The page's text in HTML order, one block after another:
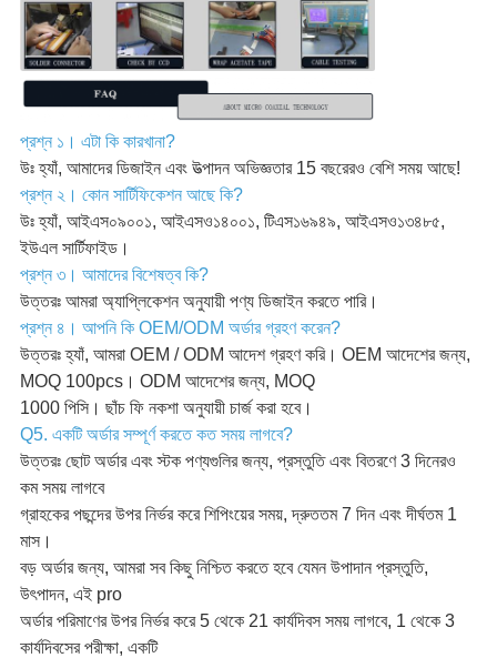
প্রশ্ন ১। এটা কি কারখানা?
উঃ হ্যাঁ, আমাদের ডিজাইন এবং উত্পাদন অভিজ্ঞতার 15 বছরেরও বেশি সময় আছে!
প্রশ্ন ২। কোন সার্টিফিকেশন আছে কি?
উঃ হ্যাঁ, আইএস০৯০০১, আইএসও১৪০০১, টিএস১৬৯৪৯, আইএসও১৩৪৮৫,
ইউএল সার্টিফাইড।
প্রশ্ন ৩। আমাদের বিশেষত্ব কি?
উত্তরঃ আমরা অ্যাপ্লিকেশন অনুযায়ী পণ্য ডিজাইন করতে পারি।
প্রশ্ন ৪। আপনি কি OEM/ODM অর্ডার গ্রহণ করেন?
উত্তরঃ হ্যাঁ, আমরা OEM / ODM আদেশ গ্রহণ করি। OEM আদেশের জন্য,
MOQ 100pcs। ODM আদেশের জন্য, MOQ
1000 পিসি। ছাঁচ ফি নকশা অনুযায়ী চার্জ করা হবে।
Q5. একটি অর্ডার সম্পূর্ণ করতে কত সময় লাগবে?
উত্তরঃ ছোট অর্ডার এবং স্টক পণ্যগুলির জন্য, প্রস্তুতি এবং বিতরণে 3 দিনেরও
কম সময় লাগবে
গ্রাহকের পছন্দের উপর নির্ভর করে শিপিংয়ের সময়, দ্রুততম 7 দিন এবং দীর্ঘতম 1
মাস।
বড় অর্ডার জন্য, আমরা সব কিছু নিশ্চিত করতে হবে যেমন উপাদান প্রস্তুতি,
উৎপাদন, এই pro
অর্ডার পরিমাণের উপর নির্ভর করে 5 থেকে 21 কার্যদিবস সময় লাগবে, 1 থেকে 3
কার্যদিবসের পরীক্ষা, একটি